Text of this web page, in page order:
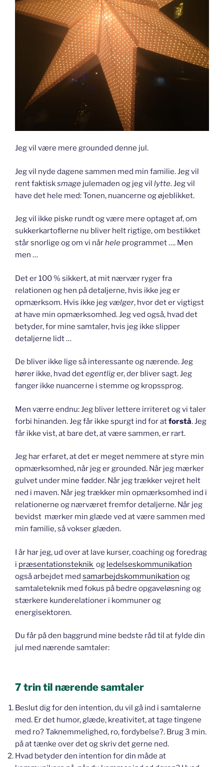
Jeg vil være mere grounded denne jul.
Jeg vil nyde dagene sammen med min familie. Jeg vil
rent faktisksmage julemaden og jeg vil lytte. Jeg vil
have det hele med: Tonen, nuancerne og øjeblikket.
Jeg vil ikke piske rundt og være mere optaget af, om
sukkerkartoflerne nu bliver helt rigtige, om bestikket
står snorlige og om vi nårhele programmet …. Men
men …
Det er 100 % sikkert, at mit nærvær ryger fra
relationen og hen på detaljerne, hvis ikke jeg er
opmærksom. Hvis ikke jeg vælger, hvor det er vigtigst
at have min opmærksomhed. Jeg ved også, hvad det
betyder, for mine samtaler, hvis jeg ikke slipper
detaljerne lidt …
De bliver ikke lige så interessante og nærende. Jeg
hører ikke, hvad detegentliger, der bliver sagt. Jeg
fanger ikke nuancerne i stemme og kropssprog.
Men værre endnu: Jeg bliver lettere irriteret og vi taler
forbi hinanden. Jeg får ikke spurgt ind for atforstå. Jeg
får ikke vist, at bare det, at være sammen, er rart.
Jeg har erfaret, at det er meget nemmere at styre min
opmærksomhed, når jeg er grounded. Når jeg mærker
gulvet under mine fødder. Når jeg trækker vejret helt
ned i maven. Når jeg trækker min opmærksomhed ind i
relationerne og nærværet fremfor detaljerne. Når jeg
bevidst mærker min glæde ved at være sammen med
min familie, så vokser glæden.
I år har jeg, ud over at lave kurser, coaching og foredrag
i præsentationsteknik og ledelseskommunikation
også arbejdet med samarbejdskommunikation og
samtaleteknik med fokus på bedre opgaveløsning og
stærkere kunderelationer i kommuner og
energisektoren.
Du får på den baggrund mine bedste råd til at fylde din
jul med nærende samtaler:
7 trin til nærende samtaler
Beslut dig for den intention, du vil gå ind i samtalerne
med. Er det humor, glæde, kreativitet, at tage tingene
med ro? Taknemmelighed, ro, fordybelse?. Brug 3 min.
på at tænke over det og skriv det gerne ned.
Hvad betyder den intention for din måde at